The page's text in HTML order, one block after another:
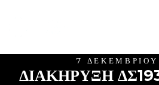
7
ΔΙΑΚΗΡΥΞΗ